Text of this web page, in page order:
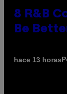
8 R&B
Be
hace 13 horas